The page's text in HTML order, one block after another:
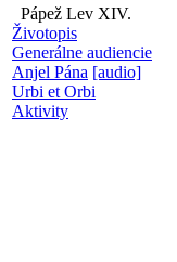
Pápež Lev XIV.
Životopis
Generálne audiencie
Anjel Pána [audio]
Urbi et Orbi
Aktivity